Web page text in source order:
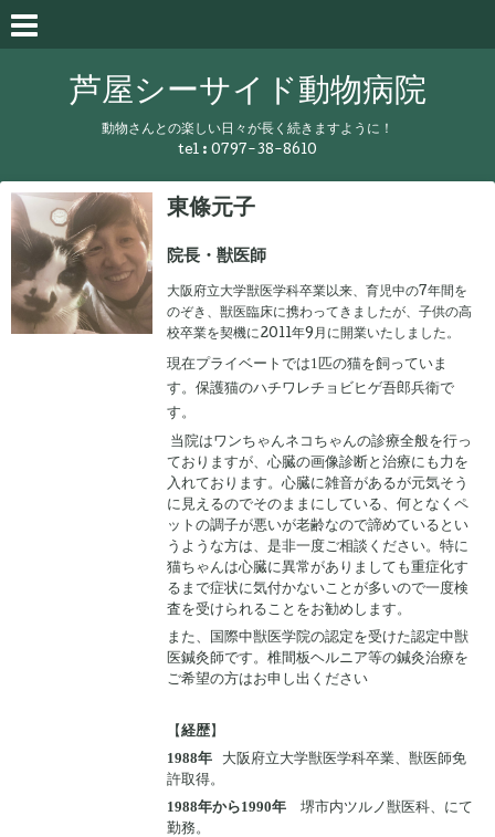
芦屋シーサイド動物病院
動物さんとの楽しい日々が長く続きますように！
tel : 0797-38-8610
東條元子
院長・獣医師
大阪府立大学獣医学科卒業以来、育児中の7年間を
のぞき、獣医臨床に携わってきましたが、子供の高
校卒業を契機に2011年9月に開業いたしました。
現在プライベートでは1匹の猫を飼っていま
す。保護猫のハチワレチョビヒゲ吾郎兵衛で
す。
当院はワンちゃんネコちゃんの診療全般を行っ
ておりますが、心臓の画像診断と治療にも力を
入れております。心臓に雑音があるが元気そう
に見えるのでそのままにしている、何となくペ
ットの調子が悪いが老齢なので諦めているとい
うような方は、是非一度ご相談ください。特に
猫ちゃんは心臓に異常がありましても重症化す
るまで症状に気付かないことが多いので一度検
査を受けられることをお勧めします。
また、国際中獣医学院の認定を受けた認定中獣
医鍼灸師です。椎間板ヘルニア等の鍼灸治療を
ご希望の方はお申し出ください
【経歴】
1988年 大阪府立大学獣医学科卒業、獣医師免
許取得。
1988年から1990年 堺市内ツルノ獣医科、にて
勤務。